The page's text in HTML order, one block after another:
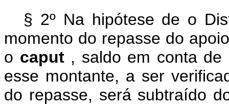
§ 2º Na hipótese de o
momento do repasse do
o caput , saldo em conta de
esse montante, a ser
do repasse, será subtraído